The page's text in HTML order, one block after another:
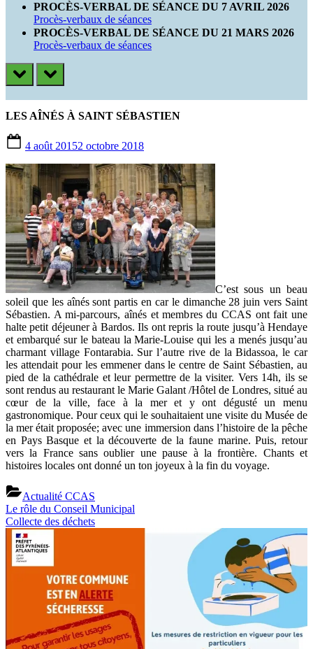
PROCÈS-VERBAL DE SÉANCE DU 7 AVRIL 2026
Procès-verbaux de séances
PROCÈS-VERBAL DE SÉANCE DU 21 MARS 2026
Procès-verbaux de séances
prev next
LES AÎNÉS À SAINT SÉBASTIEN
on
4 août 20152 octobre 2018
C’est sous un beau
soleil que les aînés sont partis en car le dimanche 28 juin vers Saint
Sébastien. A mi-parcours, aînés et membres du CCAS ont fait une
halte petit déjeuner à Bardos. Ils ont repris la route jusqu’à Hendaye
et embarqué sur le bateau la Marie-Louise qui les a menés jusqu’au
charmant village Fontarabia. Sur l’autre rive de la Bidassoa, le car
les attendait pour les emmener dans le centre de Saint Sébastien, au
pied de la cathédrale et leur permettre de la visiter. Vers 14h, ils se
sont rendus au restaurant le Marie Galant /Hôtel de Londres, situé au
cœur de la ville, face à la mer et y ont dégusté un menu
gastronomique. Pour ceux qui le souhaitaient une visite du Musée de
la mer était proposée; avec une immersion dans l’histoire de la pêche
en Pays Basque et la découverte de la faune marine. Puis, retour
vers la France sans oublier une pause à la frontière. Chants et
histoires locales ont donné un ton joyeux à la fin du voyage.
Actualité CCAS
Navigation
de
l’article
Previous
Post:
Le rôle du Conseil Municipal
Next
Post:
Collecte des déchets